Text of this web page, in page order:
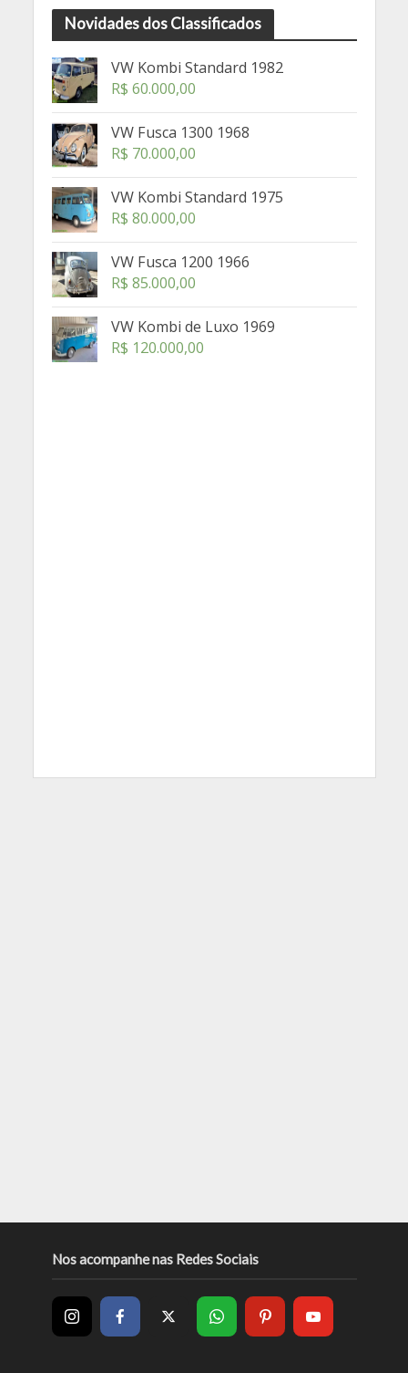
Novidades dos Classificados
VW Kombi Standard 1982
R$ 60.000,00
VW Fusca 1300 1968
R$ 70.000,00
VW Kombi Standard 1975
R$ 80.000,00
VW Fusca 1200 1966
R$ 85.000,00
VW Kombi de Luxo 1969
R$ 120.000,00
Nos acompanhe nas Redes Sociais